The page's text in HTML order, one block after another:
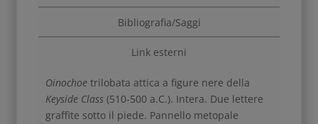
Bibliografia/Saggi
Link esterni
Oinochoe trilobata attica a figure nere della
Keyside Class (510-500 a.C.). Intera. Due lettere
graffite sotto il piede. Pannello metopale